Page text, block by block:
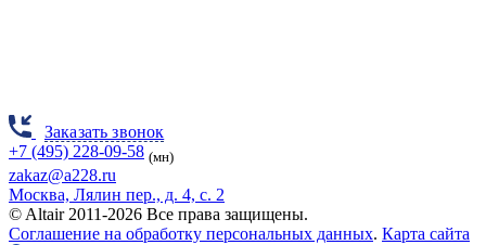
Заказать звонок
+7 (495) 228-09-58 (мн)
zakaz@a228.ru
Москва, Лялин пер., д. 4, с. 2
© Altair 2011-2026 Все права защищены.
Соглашение на обработку персональных данных. Карта сайта